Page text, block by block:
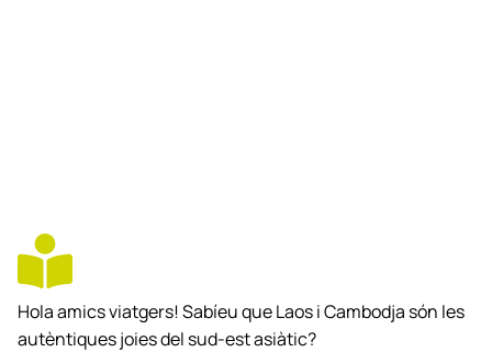
Hola amics viatgers! Sabíeu que Laos i Cambodja són les
autèntiques joies del sud-est asiàtic?